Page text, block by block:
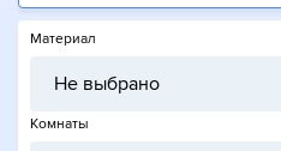
Материал
Не выбрано
Комнаты